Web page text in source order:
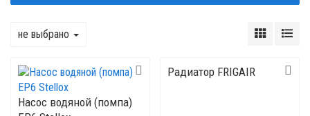
не выбрано
Насос водяной (помпа)
Радиатор FRIGAIR